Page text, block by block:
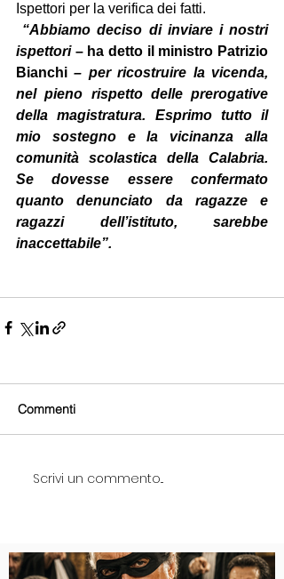
Ispettori per la verifica dei fatti.
“Abbiamo deciso di inviare i nostri
ispettori – ha detto il ministro Patrizio
Bianchi – per ricostruire la vicenda,
nel pieno rispetto delle prerogative
della magistratura. Esprimo tutto il
mio sostegno e la vicinanza alla
comunità scolastica della Calabria.
Se dovesse essere confermato
quanto denunciato da ragazze e
ragazzi dell’istituto, sarebbe
inaccettabile”.
Commenti
Scrivi un commento...